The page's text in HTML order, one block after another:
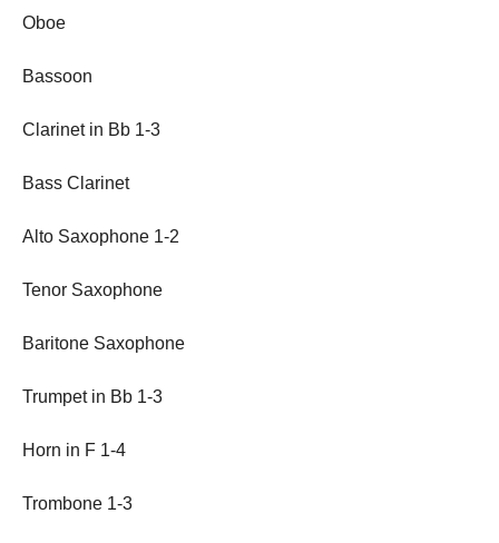
Oboe
Bassoon
Clarinet in Bb 1-3
Bass Clarinet
Alto Saxophone 1-2
Tenor Saxophone
Baritone Saxophone
Trumpet in Bb 1-3
Horn in F 1-4
Trombone 1-3